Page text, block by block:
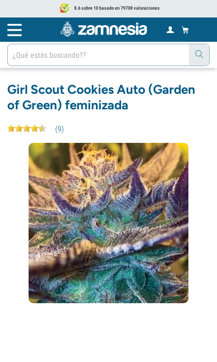
8.6 sobre 10 basado en 79708 valoraciones
Girl Scout Cookies Auto (Garden
of Green) feminizada
(9)